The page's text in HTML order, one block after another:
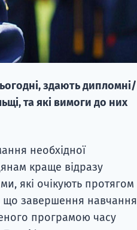
здають дипломні/
та які вимоги до них
необхідної
краще відразу
які очікують протягом
що завершення навчання
програмою часу